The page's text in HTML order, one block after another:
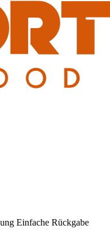
Einfache Rückgabe